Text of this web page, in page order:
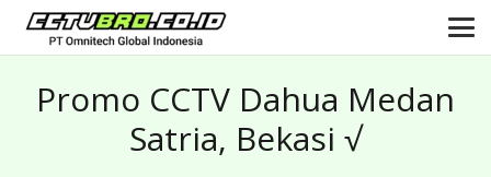
Promo CCTV Dahua Medan
Satria, Bekasi √